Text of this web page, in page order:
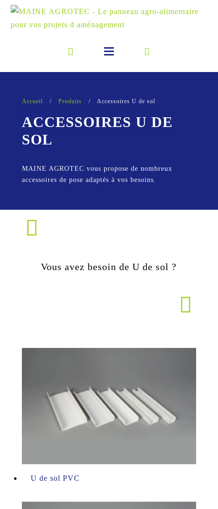
Accueil / Produits / Accessoires U de sol
ACCESSOIRES U DE
SOL
MAINE AGROTEC vous propose de nombreux
accessoires de pose adaptés à vos besoins.
Vous avez besoin de U de sol ?
U de sol PVC